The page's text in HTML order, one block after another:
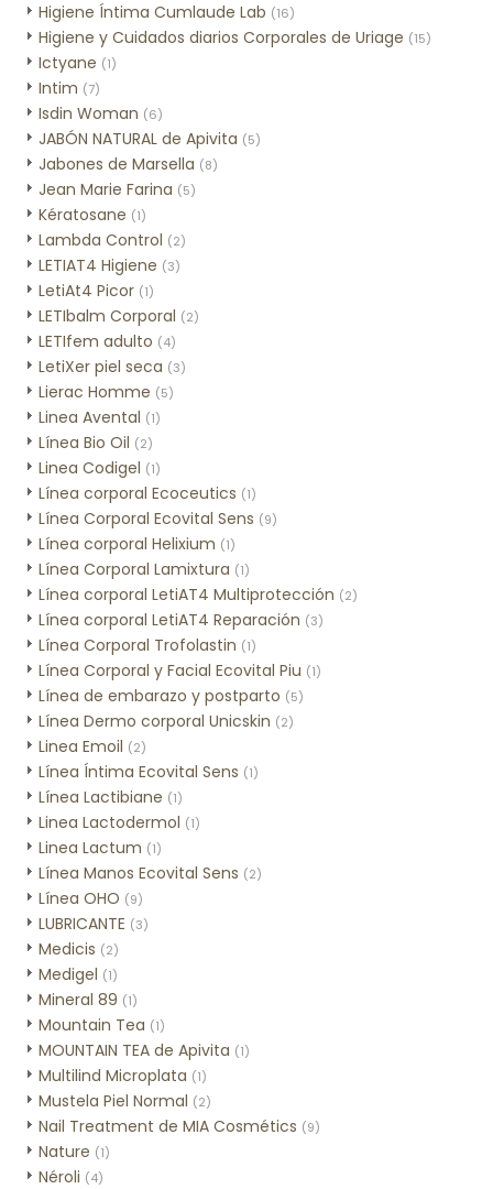
Higiene Íntima Cumlaude Lab (16)
Higiene y Cuidados diarios Corporales de Uriage (15)
Ictyane (1)
Intim (7)
Isdin Woman (6)
JABÓN NATURAL de Apivita (5)
Jabones de Marsella (8)
Jean Marie Farina (5)
Kératosane (1)
Lambda Control (2)
LETIAT4 Higiene (3)
LetiAt4 Picor (1)
LETIbalm Corporal (2)
LETIfem adulto (4)
LetiXer piel seca (3)
Lierac Homme (5)
Linea Avental (1)
Línea Bio Oil (2)
Linea Codigel (1)
Línea corporal Ecoceutics (1)
Línea Corporal Ecovital Sens (9)
Línea corporal Helixium (1)
Línea Corporal Lamixtura (1)
Línea corporal LetiAT4 Multiprotección (2)
Línea corporal LetiAT4 Reparación (3)
Línea Corporal Trofolastin (1)
Línea Corporal y Facial Ecovital Piu (1)
Línea de embarazo y postparto (5)
Línea Dermo corporal Unicskin (2)
Linea Emoil (2)
Línea Íntima Ecovital Sens (1)
Línea Lactibiane (1)
Linea Lactodermol (1)
Linea Lactum (1)
Línea Manos Ecovital Sens (2)
Línea OHO (9)
LUBRICANTE (3)
Medicis (2)
Medigel (1)
Mineral 89 (1)
Mountain Tea (1)
MOUNTAIN TEA de Apivita (1)
Multilind Microplata (1)
Mustela Piel Normal (2)
Nail Treatment de MIA Cosmétics (9)
Nature (1)
Néroli (4)